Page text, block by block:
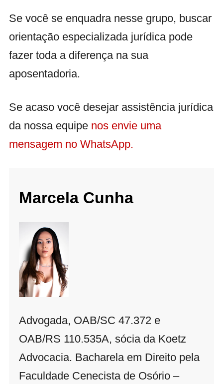
Se você se enquadra nesse grupo, buscar
orientação especializada jurídica pode
fazer toda a diferença na sua
aposentadoria.
Se acaso você desejar assistência jurídica
da nossa equipe nos envie uma
mensagem no WhatsApp.
Marcela Cunha
Advogada, OAB/SC 47.372 e
OAB/RS 110.535A, sócia da Koetz
Advocacia. Bacharela em Direito pela
Faculdade Cenecista de Osório –